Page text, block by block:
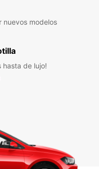
nuevos modelos
hasta de lujo!